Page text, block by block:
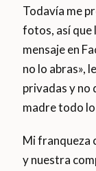
Todavía me
fotos, así que
mensaje en
no lo abras»,
privadas y no
madre todo lo
Mi franqueza
y nuestra